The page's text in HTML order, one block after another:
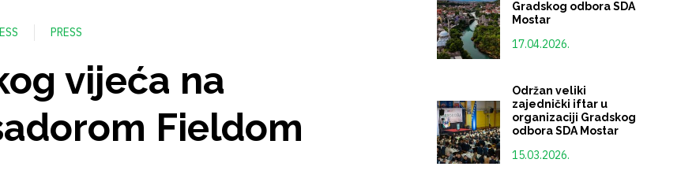
PRESS
vijeća na
Fieldom
Gradskog odbora SDA
Mostar
17.04.2026.
Održan veliki
zajednički iftar u
organizaciji Gradskog
odbora SDA Mostar
15.03.2026.